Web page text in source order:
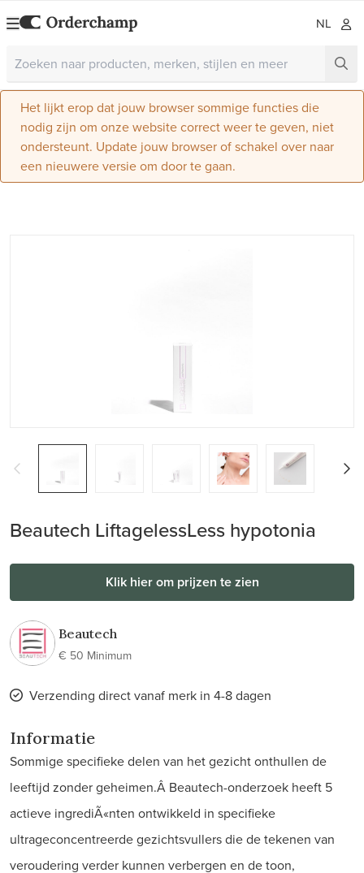
NL
Het lijkt erop dat jouw browser sommige functies die
nodig zijn om onze website correct weer te geven, niet
ondersteunt. Update jouw browser of schakel over naar
een nieuwere versie om door te gaan.
Beautech LiftagelessLess hypotonia
Klik hier om prijzen te zien
Beautech
€ 50 Minimum
Verzending direct vanaf merk in 4-8 dagen
Informatie
Sommige specifieke delen van het gezicht onthullen de
leeftijd zonder geheimen.Â Beautech-onderzoek heeft 5
actieve ingrediÃ«nten ontwikkeld in specifieke
ultrageconcentreerde gezichtsvullers die de tekenen van
veroudering verder kunnen verbergen en de toon,